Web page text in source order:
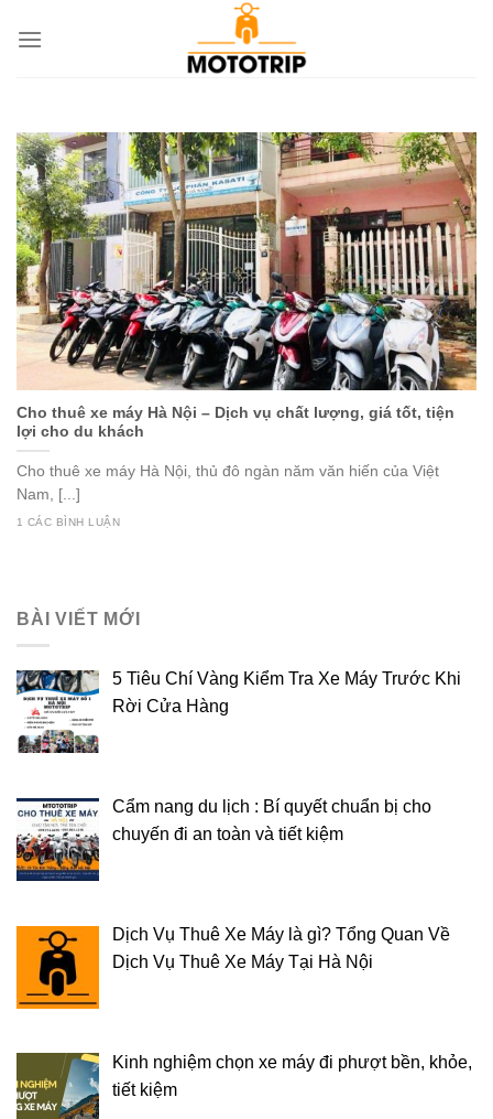
đến
Cho thuê xe máy Hà Nội – Dịch vụ chất lượng, giá tốt, tiện
lợi cho du khách
Cho thuê xe máy Hà Nội, thủ đô ngàn năm văn hiến của Việt
Nam, [...]
1 CÁC BÌNH LUẬN
BÀI VIẾT MỚI
5 Tiêu Chí Vàng Kiểm Tra Xe Máy Trước Khi
Rời Cửa Hàng
Cẩm nang du lịch : Bí quyết chuẩn bị cho
chuyến đi an toàn và tiết kiệm
Dịch Vụ Thuê Xe Máy là gì? Tổng Quan Về
Dịch Vụ Thuê Xe Máy Tại Hà Nội
Kinh nghiệm chọn xe máy đi phượt bền, khỏe,
tiết kiệm